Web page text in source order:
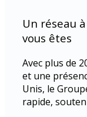
Un réseau
vous êtes
Avec plus de
et une
Unis, le
rapide,